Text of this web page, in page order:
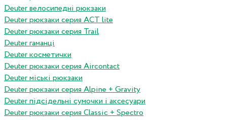
Deuter велосипедні рюкзаки
Deuter рюкзаки серия ACT lite
Deuter рюкзаки серия Trail
Deuter гаманці
Deuter косметички
Deuter рюкзаки серия Aircontact
Deuter міські рюкзаки
Deuter рюкзаки серия Alpine + Gravity
Deuter підсідельні сумочки і аксесуари
Deuter рюкзаки серия Classic + Spectro